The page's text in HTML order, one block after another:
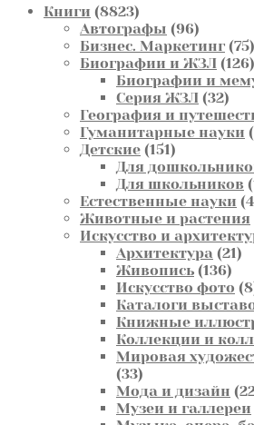
Книги 88238823
товара
Автографы 9696
товаров
Бизнес. Маркетинг 75
Биографии и ЖЗЛ 126
Биографии и
Серия ЖЗЛ 3232
География и
Гуманитарные науки
Детские 151151
товар
Для
Для школьников
Естественные науки
Животные и растения
Искусство и
Архитектура 2121
Живопись 136136
Искусство фото 8
Каталоги
Книжные
Коллекции и
Мировая
3333
товара
Мода и дизайн
Музеи и галлереи